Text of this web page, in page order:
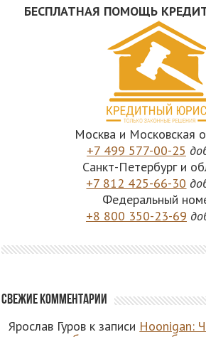
БЕСПЛАТНАЯ ПОМОЩЬ
Москва и Московская
+7 499 577-00-25
Санкт-Петербург и
+7 812 425-66-30
Федеральный
+8 800 350-23-69
Свежие комментарии
Ярослав Гуров к записи Hoonigan: